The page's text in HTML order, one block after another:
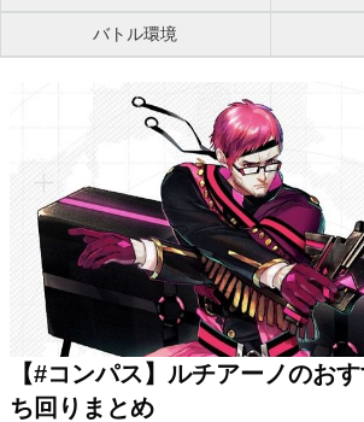
バトル環境
【#コンパス】ルチアーノのお
ち回りまとめ